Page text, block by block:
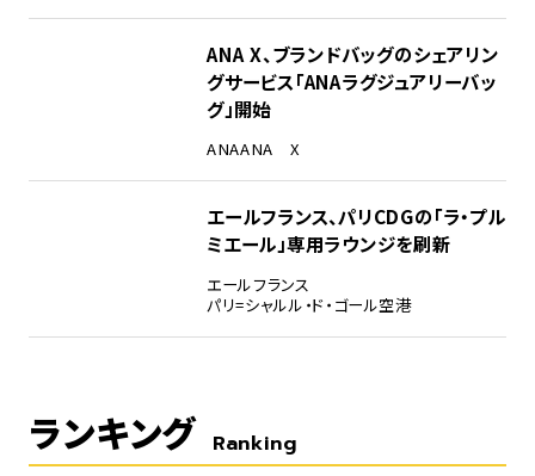
ANA X、ブランドバッグのシェアリン
グサービス「ANAラグジュアリーバッ
グ」開始
ANAANA X
エールフランス、パリCDGの「ラ・プル
ミエール」専用ラウンジを刷新
エールフランス
パリ=シャルル・ド・ゴール空港
ランキング Ranking